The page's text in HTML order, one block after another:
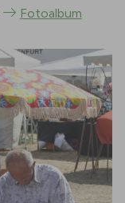
Fotoalbum